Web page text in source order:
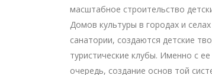
масштабное строительство
Домов культуры в городах и
санатории, создаются детские
туристические клубы. Именно с
очередь, создание основ той